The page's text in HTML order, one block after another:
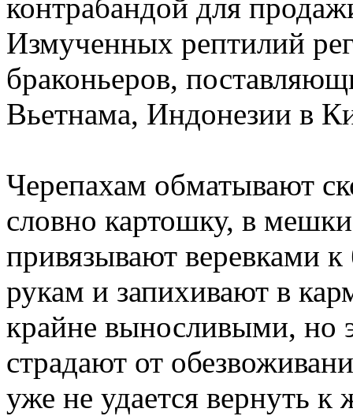
контрабандой для
Измученных рептилий
браконьеров,
Вьетнама, Индонезии в
Черепахам обматывают
словно картошку, в
привязывают веревками
рукам и запихивают в
крайне выносливыми, но
страдают от
уже не удается вернуть к